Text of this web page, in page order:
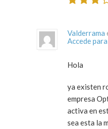
Valderrama
Accede
Hola
ya existen
empresa
activa en
sea esta la